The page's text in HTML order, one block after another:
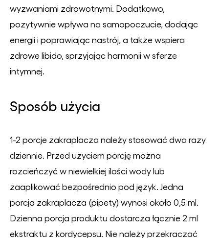
wyzwaniami zdrowotnymi. Dodatkowo,
pozytywnie wpływa na samopoczucie, dodając
energii i poprawiając nastrój, a także wspiera
zdrowe libido, sprzyjając harmonii w sferze
intymnej.
Sposób użycia
1-2 porcje zakraplacza należy stosować dwa razy
dziennie. Przed użyciem porcję można
rozcieńczyć w niewielkiej ilości wody lub
zaaplikować bezpośrednio pod język. Jedna
porcja zakraplacza (pipety) wynosi około 0,5 ml.
Dzienna porcja produktu dostarcza łącznie 2 ml
ekstraktu z kordycepsu. Nie należy przekraczać